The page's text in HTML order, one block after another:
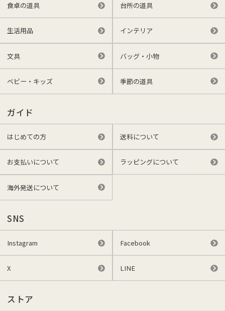
食卓の道具 台所の道具
生活用品 インテリア
文具 バッグ・小物
ベビー・キッズ 季節の道具
ガイド
はじめての方 送料について
お支払いについて ラッピングについて
海外発送について
SNS
Instagram Facebook
X LINE
ストア